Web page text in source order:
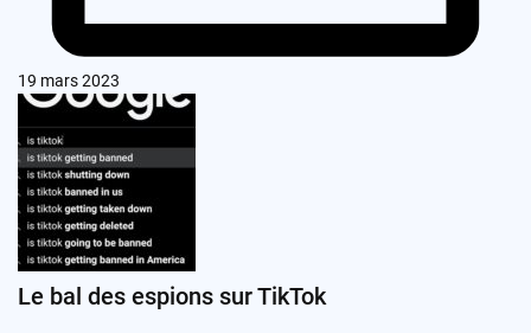
19 mars 2023
Le bal des espions sur TikTok